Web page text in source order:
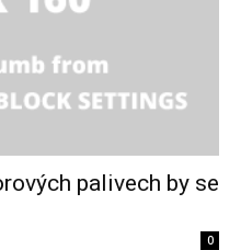
palivech by se
0